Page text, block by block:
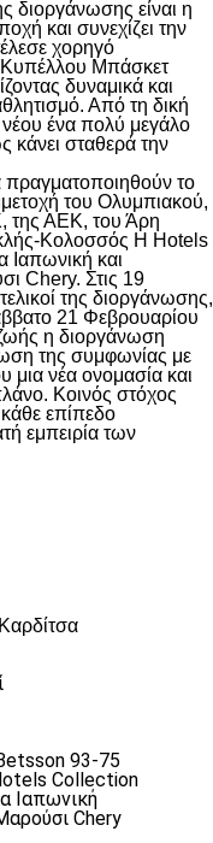
διοργάνωσης είναι η
και συνεχίζει την
χορηγό
Κυπέλλου Μπάσκετ
δυναμικά και
Από τη δική
ένα πολύ μεγάλο
κάνει σταθερά την
πραγματοποιηθούν το
του Ολυμπιακού,
της ΑΕΚ, του Άρη
Κολοσσός H Hotels
και
Chery. Στις 19
της διοργάνωσης,
21 Φεβρουαρίου
η διοργάνωση
της συμφωνίας με
μια νέα ονομασία και
Κοινός στόχος
επίπεδο
εμπειρία των
93-75
Collection
Ιαπωνική
Chery